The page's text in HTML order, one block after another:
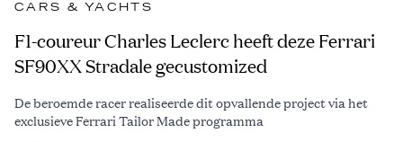
CARS & YACHTS
F1-coureur Charles Leclerc heeft deze Ferrari
SF90XX Stradale gecustomized
De beroemde racer realiseerde dit opvallende project via het
exclusieve Ferrari Tailor Made programma